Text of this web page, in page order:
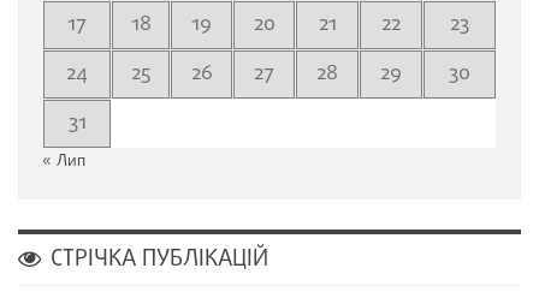
17
18 19 20 21 22
23
24
25 26 27 28 29
30
31
« Лип
СТРІЧКА ПУБЛІКАЦІЙ